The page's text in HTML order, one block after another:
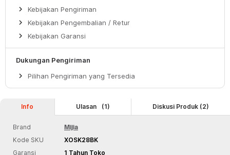
keyboard_arrow_right Kebijakan Pengiriman
keyboard_arrow_right Kebijakan Pengembalian / Retur
keyboard_arrow_right Kebijakan Garansi
Dukungan Pengiriman
keyboard_arrow_right Pilihan Pengiriman yang Tersedia
Info Ulasan (1) Diskusi Produk (2)
Brand
Mijia
Kode SKU
XOSK28BK
Garansi
1 Tahun Toko